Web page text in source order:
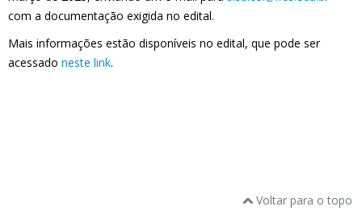
com a documentação exigida no edital.
Mais informações estão disponíveis no edital, que pode ser
acessado neste link.
Voltar para o topo